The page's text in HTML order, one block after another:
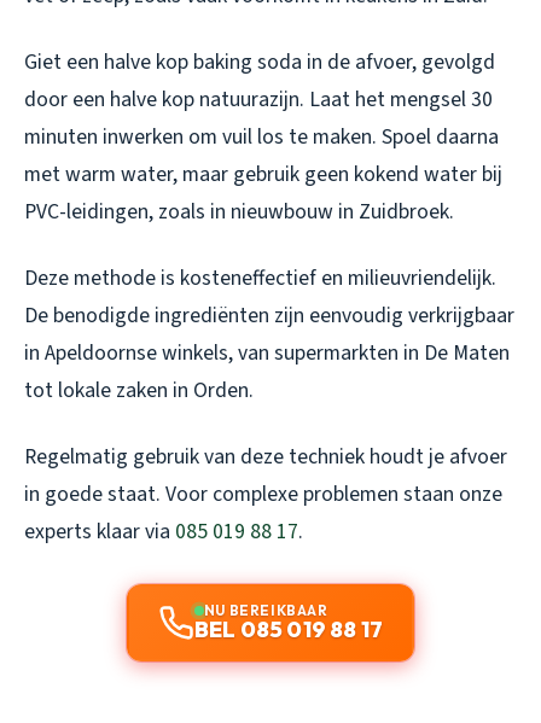
Giet een halve kop baking soda in de afvoer, gevolgd
door een halve kop natuurazijn. Laat het mengsel 30
minuten inwerken om vuil los te maken. Spoel daarna
met warm water, maar gebruik geen kokend water bij
PVC-leidingen, zoals in nieuwbouw in Zuidbroek.
Deze methode is kosteneffectief en milieuvriendelijk.
De benodigde ingrediënten zijn eenvoudig verkrijgbaar
in Apeldoornse winkels, van supermarkten in De Maten
tot lokale zaken in Orden.
Regelmatig gebruik van deze techniek houdt je afvoer
in goede staat. Voor complexe problemen staan onze
experts klaar via 085 019 88 17.
NU BEREIKBAAR
BEL 085 019 88 17